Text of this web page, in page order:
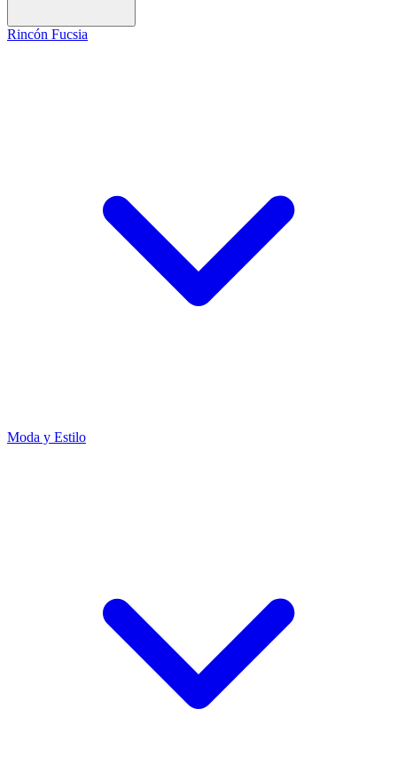
Rincón Fucsia
Moda y Estilo